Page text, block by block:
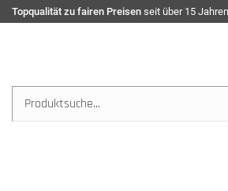
Topqualität zu fairen Preisen seit über 15 Jahren